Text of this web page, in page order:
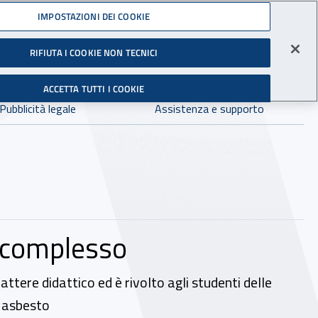
Infortuni sul Lavoro
Facebook - Sito esterno - Apertura in nuova finestra
X - Sito esterno - Apertura in nuova finestra
Instagram - Sito esterno - Apertura in
Linkedin - Sito esterno -
Youtube - Sito esterno -
Tiktok - SitoSpreaker -
Dove cercare:
in:tutto INAIL.it
legale
Assistenza e supporto
didattico ed è rivolto agli studenti delle
IMPOSTAZIONI DEI COOKIE
RIFIUTA I COOKIE NON TECNICI
ACCETTA TUTTI I COOKIE